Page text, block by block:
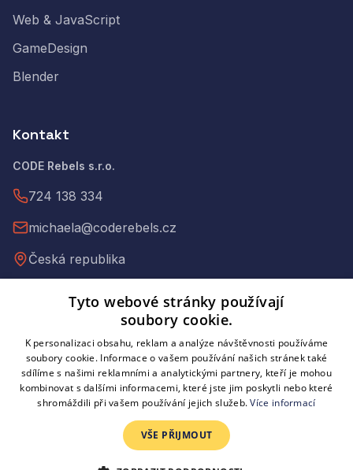
Web & JavaScript
GameDesign
Blender
Kontakt
CODE Rebels s.r.o.
724 138 334
michaela@coderebels.cz
Česká republika
IČ: 09397973
C 335735 vedená u Městského soudu v Praze
CODE Rebels. Všechna práva vyhrazena.
Obchodní podmínky Zpracování osobních údajů
Tyto webové stránky používají
soubory cookie.
K personalizaci obsahu, reklam a analýze návštěvnosti používáme
soubory cookie. Informace o vašem používání našich stránek také
sdílíme s našimi reklamními a analytickými partnery, kteří je mohou
kombinovat s dalšími informacemi, které jste jim poskytli nebo které
shromáždili při vašem používání jejich služeb.Více informací
VŠE PŘIJMOUT